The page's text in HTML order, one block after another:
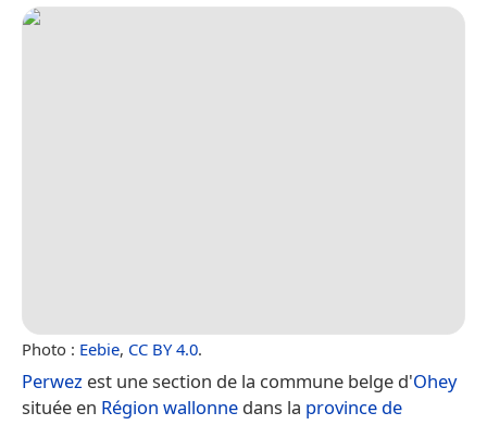
Photo : Eebie, CC BY 4.0.
Perwez est une section de la commune belge d'Ohey
située en Région wallonne dans la province de